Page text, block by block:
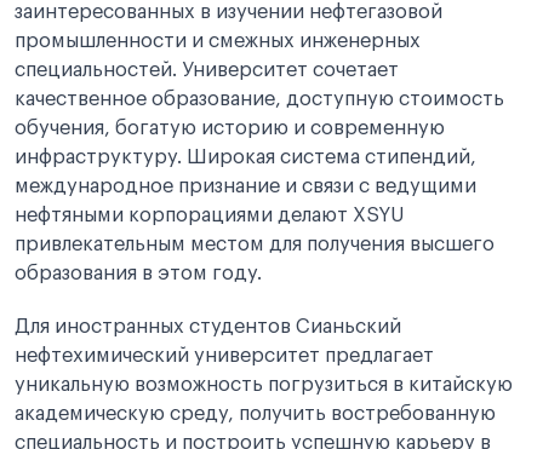
заинтересованных в изучении нефтегазовой
промышленности и смежных инженерных
специальностей. Университет сочетает
качественное образование, доступную стоимость
обучения, богатую историю и современную
инфраструктуру. Широкая система стипендий,
международное признание и связи с ведущими
нефтяными корпорациями делают XSYU
привлекательным местом для получения высшего
образования в этом году.
Для иностранных студентов Сианьский
нефтехимический университет предлагает
уникальную возможность погрузиться в китайскую
академическую среду, получить востребованную
специальность и построить успешную карьеру в